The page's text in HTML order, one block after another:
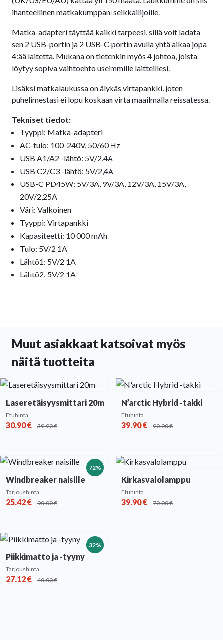
ihanteellinen matkakumppani seikkailijoille.
Matka-adapteri täyttää kaikki tarpeesi, sillä voit ladata
sen 2 USB-portin ja 2 USB-C-portin avulla yhtä aikaa jopa
4:ää laitetta. Mukana on tietenkin myös 4 johtoa, joista
löytyy sopiva vaihtoehto useimmille laitteillesi.
Lisäksi matkalaukussa on älykäs virtapankki, joten
puhelimestasi ei lopu koskaan virta maailmalla reissatessa.
Tekniset tiedot:
Tyyppi: Matka-adapteri
AC-tulo: 100-240V, 50/60 Hz
USB A1/A2 -lähtö: 5V/2,4A
USB C2/C3 -lähtö: 5V/2,4A
USB-C PD45W: 5V/3A, 9V/3A, 12V/3A, 15V/3A,
20V/2,25A
Väri: Valkoinen
Tyyppi: Virtapankki
Kapasiteetti: 10 000 mAh
Tulo: 5V/2 1A
Lähtö1: 5V/2 1A
Lähtö2: 5V/2 1A
Muut asiakkaat katsoivat myös
näitä tuotteita
Laseretäisyysmittari 20m
Etuhinta
30.90€ 39.90€
N’arctic Hybrid -takki
Etuhinta
39.90€ 90.00€
72%
Windbreaker naisille
Tarjoushinta
25.42€ 90.00€
Kirkasvalolamppu
Etuhinta
39.90€ 70.00€
32%
Piikkimatto ja -tyyny
Tarjoushinta
27.12€ 40.00€